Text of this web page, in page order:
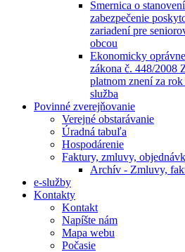
Smernica o
zabezpečenie
zariadení pre
obcou
Ekonomicky
zákona č. 448/2008
platnom znení za
služba
Povinné zverejňovanie
Verejné obstarávanie
Úradná tabuľa
Hospodárenie
Faktury, zmluvy,
Archív - Zmluvy,
e-služby
Kontakty
Kontakt
Napíšte nám
Mapa webu
Počasie